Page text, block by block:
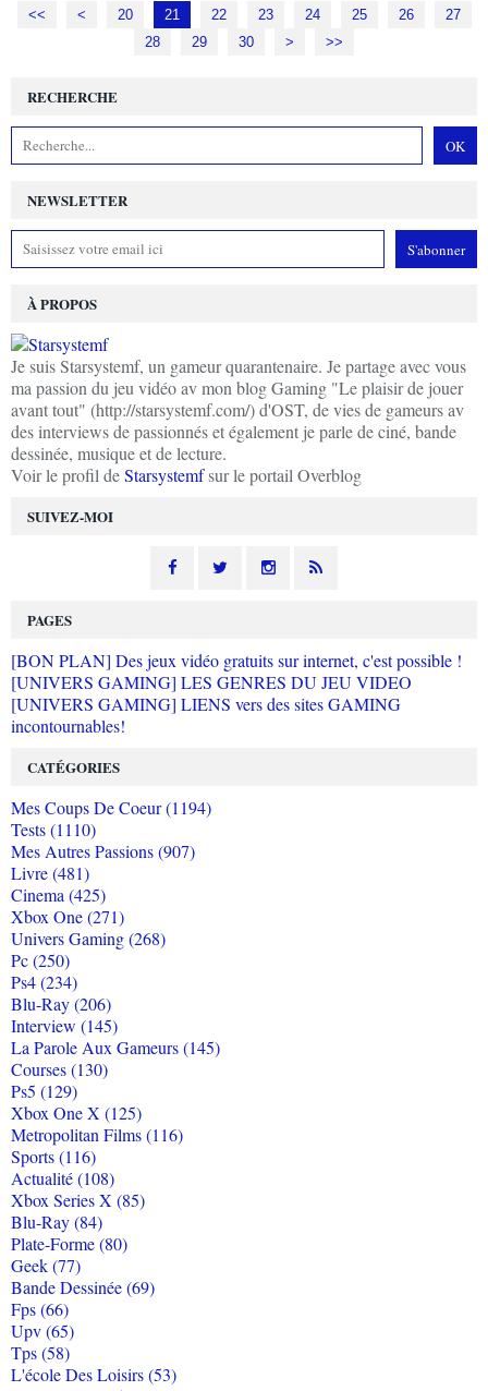
<< < 10
20 21 22 23 24 25 26
27
28
29 30 40
50
60
70
80
90
100
> >>
NEWSLETTER
SUIVEZ-MOI
RECHERCHE
À PROPOS
Je suis Starsystemf, un gameur quarantenaire. Je partage avec vous
ma passion du jeu vidéo av mon blog Gaming "Le plaisir de jouer
avant tout" (http://starsystemf.com/) d'OST, de vies de gameurs av
des interviews de passionnés et également je parle de ciné, bande
dessinée, musique et de lecture.
Voir le profil deStarsystemfsur le portail Overblog
PAGES
[BON PLAN] Des jeux vidéo gratuits sur internet, c'est possible !
[UNIVERS GAMING] LES GENRES DU JEU VIDEO
[UNIVERS GAMING] LIENS vers des sites GAMING
incontournables!
CATÉGORIES
Mes Coups De Coeur (1194)
Tests (1110)
Mes Autres Passions (907)
Livre (481)
Cinema (425)
Xbox One (271)
Univers Gaming (268)
Pc (250)
Ps4 (234)
Blu-Ray (206)
Interview (145)
La Parole Aux Gameurs (145)
Courses (130)
Ps5 (129)
Xbox One X (125)
Metropolitan Films (116)
Sports (116)
Actualité (108)
Xbox Series X (85)
Blu-Ray (84)
Plate-Forme (80)
Geek (77)
Bande Dessinée (69)
Fps (66)
Upv (65)
Tps (58)
L'école Des Loisirs (53)